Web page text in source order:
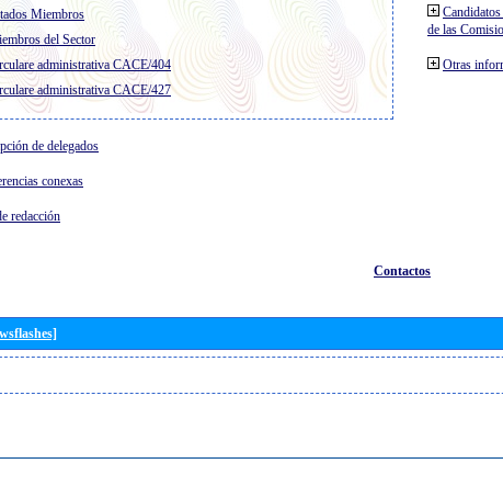
Miembros
del Sector
administrativa CACE/404
administrativa CACE/427
de delegados
conexas
redacción
de las
Otras
Contactos